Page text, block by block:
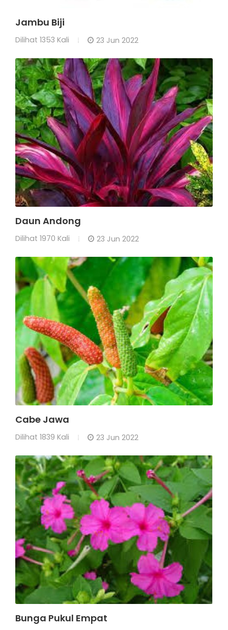
Jambu Biji
Dilihat 1353 Kali 23 Jun 2022
Daun Andong
Dilihat 1970 Kali 23 Jun 2022
Cabe Jawa
Dilihat 1839 Kali 23 Jun 2022
Bunga Pukul Empat